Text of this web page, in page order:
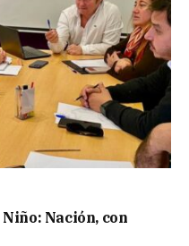
Nación, con